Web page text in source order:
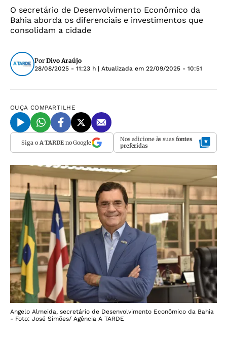
O secretário de Desenvolvimento Econômico da
Bahia aborda os diferenciais e investimentos que
consolidam a cidade
Por Divo Araújo
28/08/2025 - 11:23 h | Atualizada em 22/09/2025 - 10:51
OUÇA COMPARTILHE
Siga o A TARDEno Google Nos adicione às suas fontes
preferidas
Angelo Almeida, secretário de Desenvolvimento Econômico da Bahia
- Foto: José Simões/ Agência A TARDE